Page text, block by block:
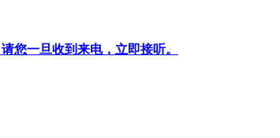
您一旦收到来电，立即接听。